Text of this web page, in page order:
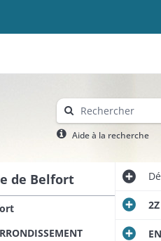
Aide à la recherche
de Belfort